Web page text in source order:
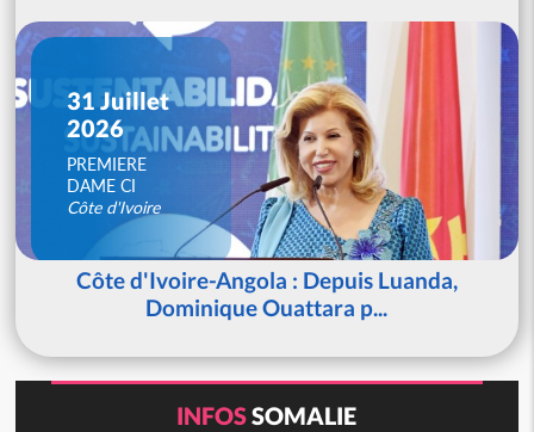
31 Juillet
2026
PREMIERE
DAME CI
Côte d'Ivoire
Côte d'Ivoire-Angola : Depuis Luanda,
Dominique Ouattara p...
INFOSSOMALIE